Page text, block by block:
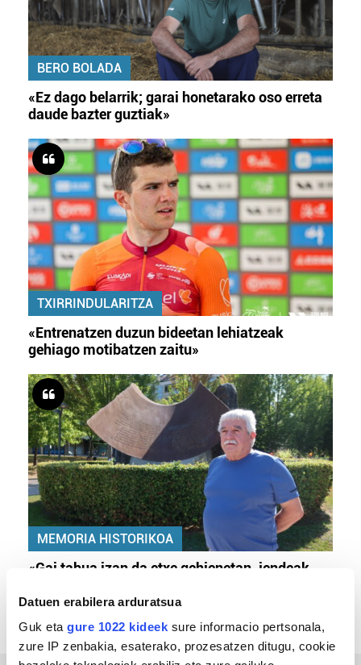
Datuen erabilera arduratsua
Guk eta gure 1022 kideek sure informacio pertsonala,
zure IP zenbakia, esaterako, prozesatzen ditugu, cookie
BERO BOLADA
«Ez dago belarrik; garai honetarako oso erreta
daude bazter guztiak»
TXIRRINDULARITZA
«Entrenatzen duzun bideetan lehiatzeak
gehiago motibatzen zaitu»
MEMORIA HISTORIKOA
«Gai tabua izan da etxe gehienetan, jendeak